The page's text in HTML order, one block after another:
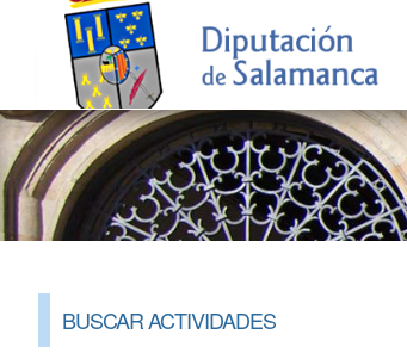
BUSCAR ACTIVIDADES